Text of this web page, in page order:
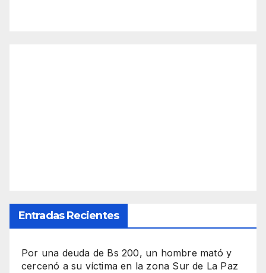
Entradas Recientes
Por una deuda de Bs 200, un hombre mató y
cercenó a su víctima en la zona Sur de La Paz